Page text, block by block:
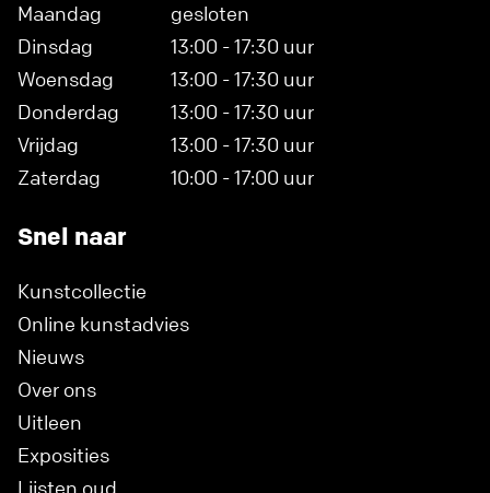
Maandag
gesloten
Dinsdag
13:00 - 17:30 uur
Woensdag
13:00 - 17:30 uur
Donderdag
13:00 - 17:30 uur
Vrijdag
13:00 - 17:30 uur
Zaterdag
10:00 - 17:00 uur
Snel naar
Kunstcollectie
Online kunstadvies
Nieuws
Over ons
Uitleen
Exposities
Lijsten oud